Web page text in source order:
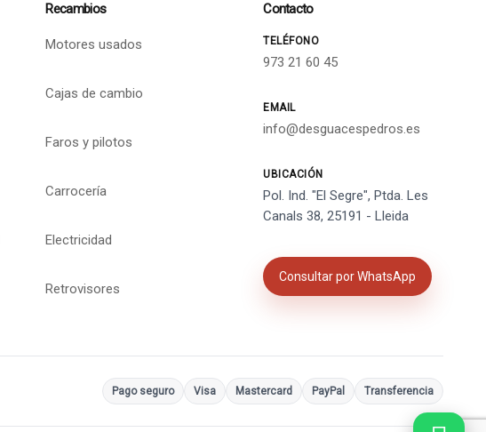
Recambios
Motores usados
Cajas de cambio
Faros y pilotos
Carrocería
Electricidad
Retrovisores
Contacto
TELÉFONO
973 21 60 45
EMAIL
info@desguacespedros.es
UBICACIÓN
Pol. Ind. "El Segre", Ptda. Les
Canals 38, 25191 - Lleida
Consultar por WhatsApp
Pago seguro Visa Mastercard PayPal Transferencia